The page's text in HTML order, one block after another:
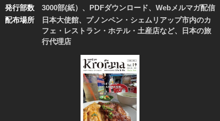
発行部数
3000部(紙）、PDFダウンロード、Webメルマガ配信
配布場所
日本大使館、プノンペン・シェムリアップ市内のカ
フェ・レストラン・ホテル・土産店など、日本の旅
行代理店